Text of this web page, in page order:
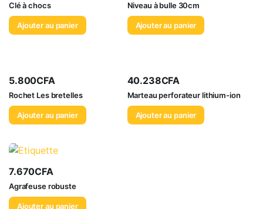
Clé à chocs
Ajouter au panier
Niveau à bulle 30cm
Ajouter au panier
5.800CFA
Rochet Les bretelles
Ajouter au panier
40.238CFA
Marteau perforateur lithium-ion
Ajouter au panier
7.670CFA
Agrafeuse robuste
Ajouter au panier